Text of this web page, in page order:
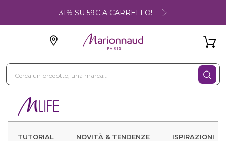
-31% SU 59€ A CARRELLO!
TUTORIAL NOVITÀ & TENDENZE ISPIRAZIONI